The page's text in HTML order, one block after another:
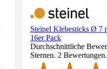
Steinel Klebesticks Ø 7
16er Pack
Durchschnittliche
Sternen. 2 Bewertungen.